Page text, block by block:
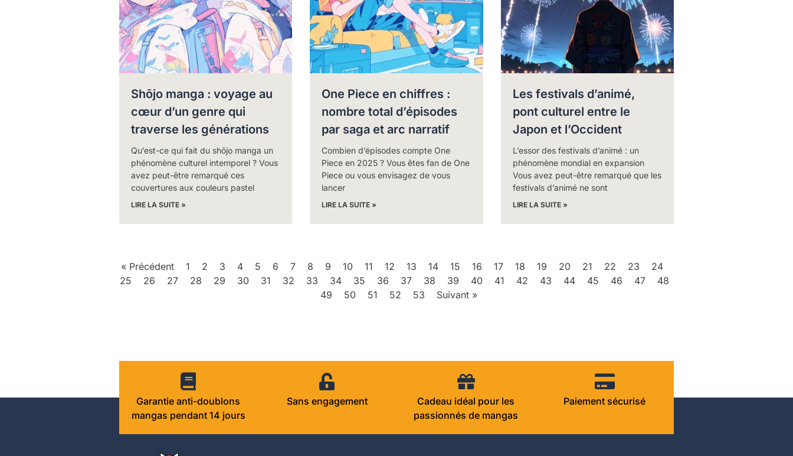
Shōjo manga : voyage au
cœur d’un genre qui
traverse les générations
Qu’est-ce qui fait du shōjo manga un
phénomène culturel intemporel ? Vous
avez peut-être remarqué ces
couvertures aux couleurs pastel
LIRE LA SUITE »
One Piece en chiffres :
nombre total d’épisodes
par saga et arc narratif
Combien d’épisodes compte One
Piece en 2025 ? Vous êtes fan de One
Piece ou vous envisagez de vous
lancer
LIRE LA SUITE »
Les festivals d’animé,
pont culturel entre le
Japon et l’Occident
L’essor des festivals d’animé : un
phénomène mondial en expansion
Vous avez peut-être remarqué que les
festivals d’animé ne sont
LIRE LA SUITE »
« Précédent 1 2 3 4 5 6 7 8 9 10 11 12 13 14 15 16 17 18 19 20 21 22 23
24
25
26 27 28 29 30 31 32 33 34 35 36 37 38 39 40 41 42 43 44 45 46 47
48
49
50 51 52 53 Suivant »
Garantie anti-doublons
mangas pendant 14 jours
Sans engagement
Cadeau idéal pour les
passionnés de mangas
Paiement sécurisé